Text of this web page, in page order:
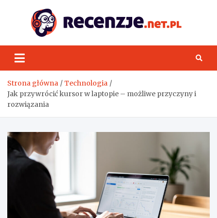
Strona główna
Technologia
Jak przywrócić kursor w laptopie – możliwe przyczyny i
rozwiązania